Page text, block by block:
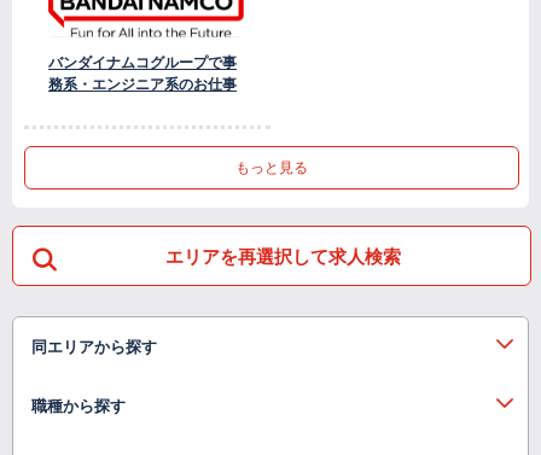
バンダイナムコグループで事
務系・エンジニア系のお仕事
もっと見る
エリアを再選択して求人検索
同エリアから探す
職種から探す